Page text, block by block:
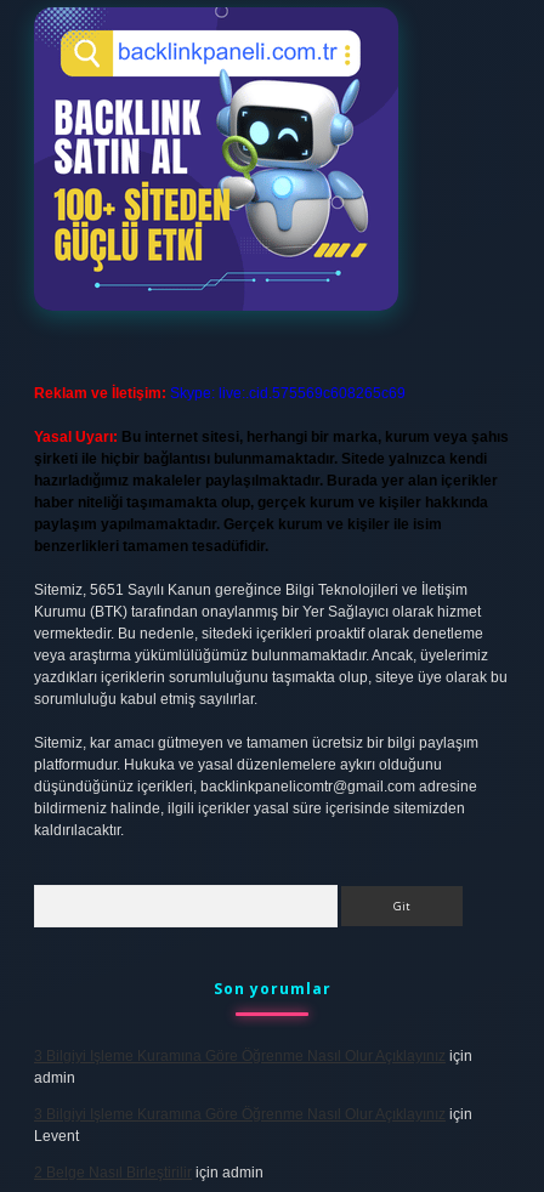
Reklam ve İletişim: Skype: live:.cid.575569c608265c69
Yasal Uyarı: Bu internet sitesi, herhangi bir marka, kurum veya şahıs
şirketi ile hiçbir bağlantısı bulunmamaktadır. Sitede yalnızca kendi
hazırladığımız makaleler paylaşılmaktadır. Burada yer alan içerikler
haber niteliği taşımamakta olup, gerçek kurum ve kişiler hakkında
paylaşım yapılmamaktadır. Gerçek kurum ve kişiler ile isim
benzerlikleri tamamen tesadüfidir.
Sitemiz, 5651 Sayılı Kanun gereğince Bilgi Teknolojileri ve İletişim
Kurumu (BTK) tarafından onaylanmış bir Yer Sağlayıcı olarak hizmet
vermektedir. Bu nedenle, sitedeki içerikleri proaktif olarak denetleme
veya araştırma yükümlülüğümüz bulunmamaktadır. Ancak, üyelerimiz
yazdıkları içeriklerin sorumluluğunu taşımakta olup, siteye üye olarak bu
sorumluluğu kabul etmiş sayılırlar.
Sitemiz, kar amacı gütmeyen ve tamamen ücretsiz bir bilgi paylaşım
platformudur. Hukuka ve yasal düzenlemelere aykırı olduğunu
düşündüğünüz içerikleri, backlinkpanelicomtr@gmail.com adresine
bildirmeniz halinde, ilgili içerikler yasal süre içerisinde sitemizden
kaldırılacaktır.
Son yorumlar
3 Bilgiyi Işleme Kuramına Göre Öğrenme Nasıl Olur Açıklayınız için
admin
3 Bilgiyi Işleme Kuramına Göre Öğrenme Nasıl Olur Açıklayınız için
Levent
2 Belge Nasıl Birleştirilir için admin